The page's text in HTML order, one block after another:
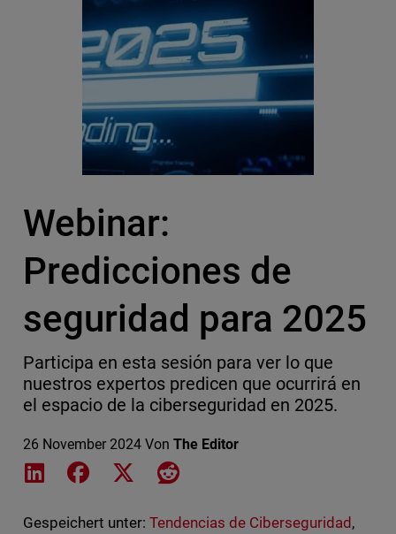
Webinar:
Predicciones de
seguridad para 2025
Participa en esta sesión para ver lo que
nuestros expertos predicen que ocurrirá en
el espacio de la ciberseguridad en 2025.
26 November 2024 Von The Editor
Share on LinkedIn
Share on Facebook
Share on XShare on Reddit
Gespeichert unter: Tendencias de Ciberseguridad ,